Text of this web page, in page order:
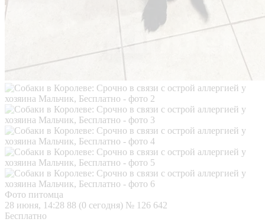
Фото питомца
28 июня, 14:28 88 (0 сегодня) № 126 642
Бесплатно